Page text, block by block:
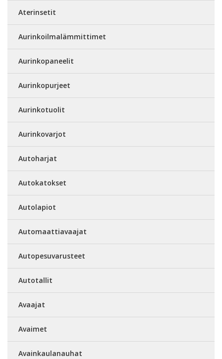
Aterinsetit
Aurinkoilmalämmittimet
Aurinkopaneelit
Aurinkopurjeet
Aurinkotuolit
Aurinkovarjot
Autoharjat
Autokatokset
Autolapiot
Automaattiavaajat
Autopesuvarusteet
Autotallit
Avaajat
Avaimet
Avainkaulanauhat